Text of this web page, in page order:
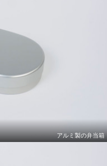
アルミ製の弁当箱